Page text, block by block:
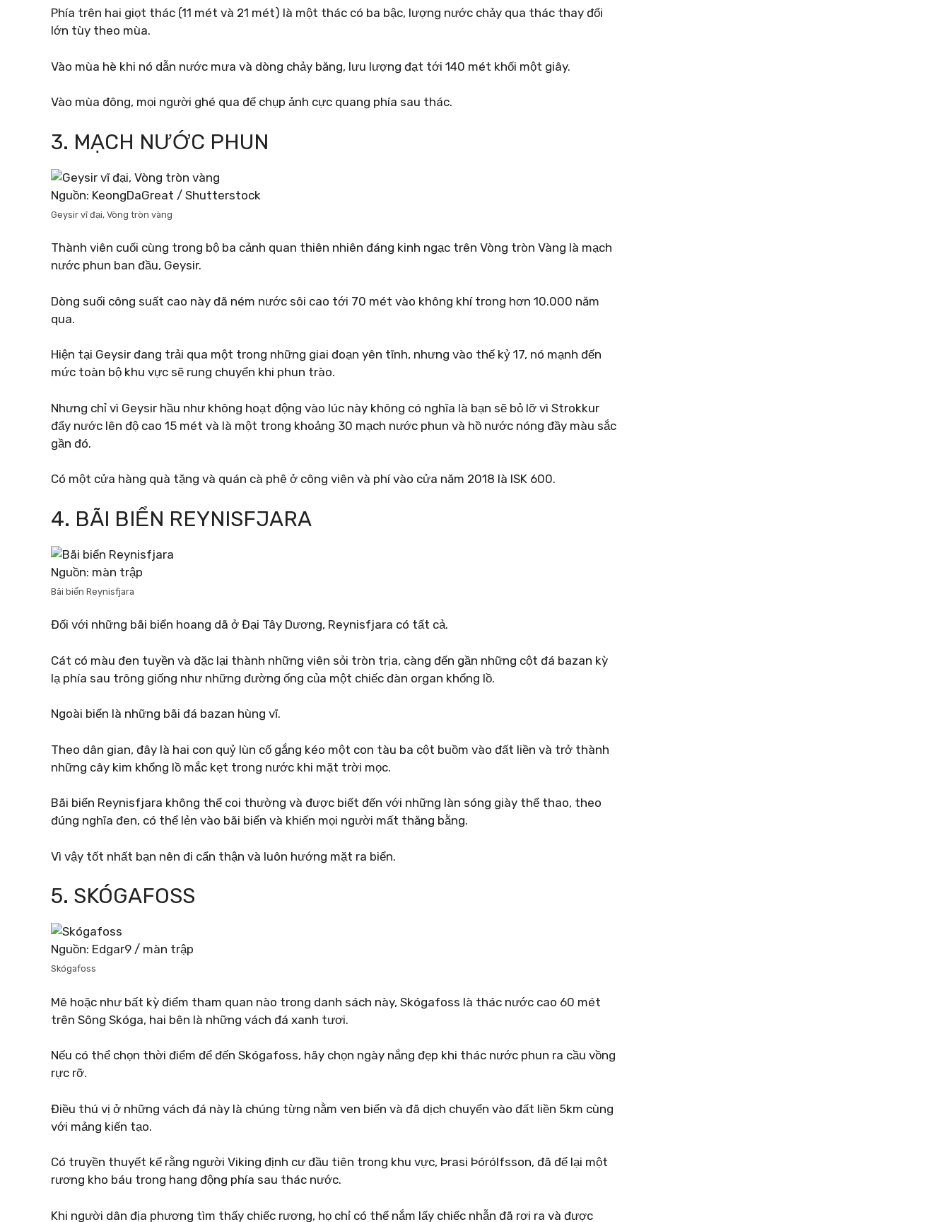
Phía trên hai giọt thác (11 mét và 21 mét) là một thác có ba bậc, lượng nước chảy qua thác thay đổi
lớn tùy theo mùa.
Vào mùa hè khi nó dẫn nước mưa và dòng chảy băng, lưu lượng đạt tới 140 mét khối một giây.
Vào mùa đông, mọi người ghé qua để chụp ảnh cực quang phía sau thác.
3. MẠCH NƯỚC PHUN
Nguồn: KeongDaGreat / Shutterstock
Geysir vĩ đại, Vòng tròn vàng
Thành viên cuối cùng trong bộ ba cảnh quan thiên nhiên đáng kinh ngạc trên Vòng tròn Vàng là mạch
nước phun ban đầu, Geysir.
Dòng suối công suất cao này đã ném nước sôi cao tới 70 mét vào không khí trong hơn 10.000 năm
qua.
Hiện tại Geysir đang trải qua một trong những giai đoạn yên tĩnh, nhưng vào thế kỷ 17, nó mạnh đến
mức toàn bộ khu vực sẽ rung chuyển khi phun trào.
Nhưng chỉ vì Geysir hầu như không hoạt động vào lúc này không có nghĩa là bạn sẽ bỏ lỡ vì Strokkur
đẩy nước lên độ cao 15 mét và là một trong khoảng 30 mạch nước phun và hồ nước nóng đầy màu sắc
gần đó.
Có một cửa hàng quà tặng và quán cà phê ở công viên và phí vào cửa năm 2018 là ISK 600.
4. BÃI BIỂN REYNISFJARA
Nguồn: màn trập
Bãi biển Reynisfjara
Đối với những bãi biển hoang dã ở Đại Tây Dương, Reynisfjara có tất cả.
Cát có màu đen tuyền và đặc lại thành những viên sỏi tròn trịa, càng đến gần những cột đá bazan kỳ
lạ phía sau trông giống như những đường ống của một chiếc đàn organ khổng lồ.
Ngoài biển là những bãi đá bazan hùng vĩ.
Theo dân gian, đây là hai con quỷ lùn cố gắng kéo một con tàu ba cột buồm vào đất liền và trở thành
những cây kim khổng lồ mắc kẹt trong nước khi mặt trời mọc.
Bãi biển Reynisfjara không thể coi thường và được biết đến với những làn sóng giày thể thao, theo
đúng nghĩa đen, có thể lẻn vào bãi biển và khiến mọi người mất thăng bằng.
Vì vậy tốt nhất bạn nên đi cẩn thận và luôn hướng mặt ra biển.
5. SKÓGAFOSS
Nguồn: Edgar9 / màn trập
Skógafoss
Mê hoặc như bất kỳ điểm tham quan nào trong danh sách này, Skógafoss là thác nước cao 60 mét
trên Sông Skóga, hai bên là những vách đá xanh tươi.
Nếu có thể chọn thời điểm để đến Skógafoss, hãy chọn ngày nắng đẹp khi thác nước phun ra cầu vồng
rực rỡ.
Điều thú vị ở những vách đá này là chúng từng nằm ven biển và đã dịch chuyển vào đất liền 5km cùng
với mảng kiến ​​tạo.
Có truyền thuyết kể rằng người Viking định cư đầu tiên trong khu vực, Þrasi Þórólfsson, đã để lại một
rương kho báu trong hang động phía sau thác nước.
Khi người dân địa phương tìm thấy chiếc rương, họ chỉ có thể nắm lấy chiếc nhẫn đã rơi ra và được